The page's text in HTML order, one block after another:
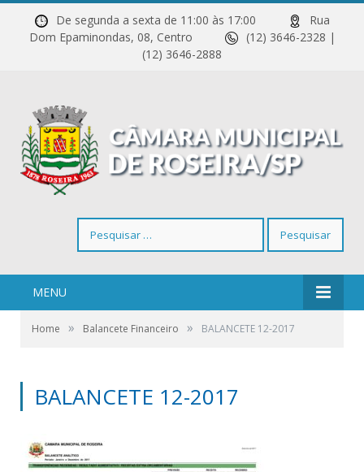
De segunda a sexta de 11:00 às 17:00
Rua
Dom Epaminondas, 08, Centro
(12) 3646-2328 |
(12) 3646-2888
por:
MENU
Home » Balancete Financeiro » BALANCETE 12-2017
BALANCETE 12-2017